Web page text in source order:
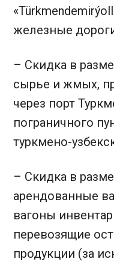
железные
– Скидка в
сырье и жмых,
через порт
пограничного
туркмено-
– Скидка в
арендованные
вагоны
перевозящие
продукции (за